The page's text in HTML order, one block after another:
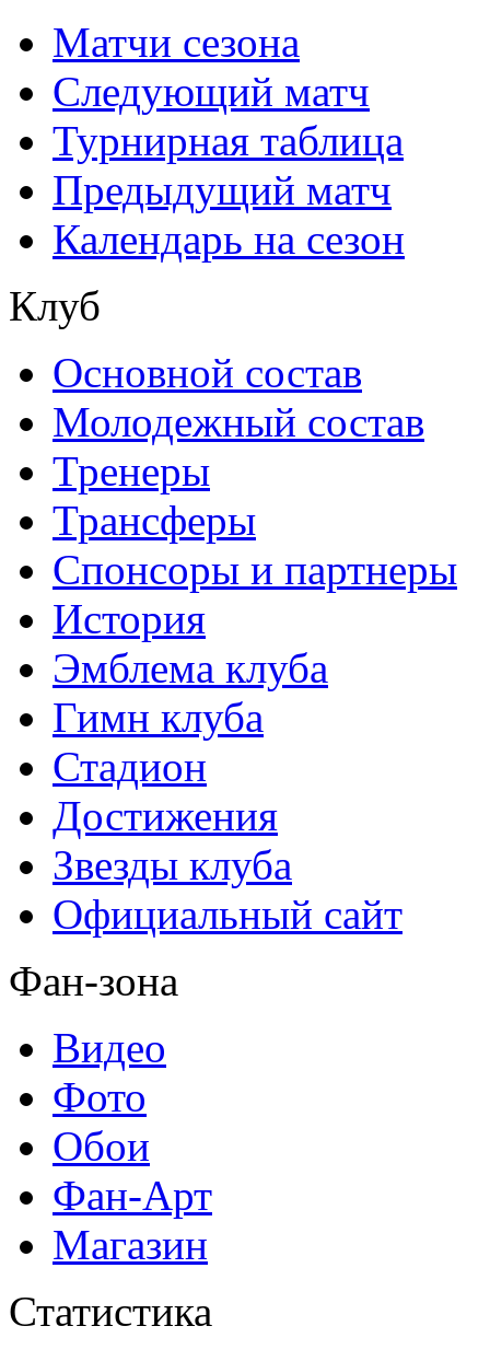
Матчи сезона
Следующий матч
Турнирная таблица
Предыдущий матч
Календарь на сезон
Клуб
Основной состав
Молодежный состав
Тренеры
Трансферы
Спонсоры и партнеры
История
Эмблема клуба
Гимн клуба
Стадион
Достижения
Звезды клуба
Официальный сайт
Фан-зона
Видео
Фото
Обои
Фан-Арт
Магазин
Статистика